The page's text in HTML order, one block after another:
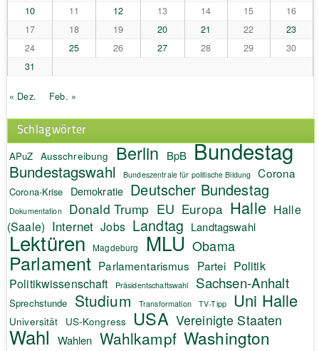
10
11 12 13 14 15
16
17
18 19 20 21 22
23
24
25 26 27 28 29
30
31
« Dez. Feb. »
Schlagwörter
APuZ Ausschreibung Berlin BpB Bundestag
Bundestagswahl Bundeszentrale für politische Bildung Corona
Corona-Krise Demokratie Deutscher Bundestag
Dokumentation Donald Trump EU Europa Halle Halle
(Saale) Internet Jobs Landtag Landtagswahl
Lektüren Magdeburg MLU Obama
Parlament Parlamentarismus Partei Politik
Politikwissenschaft Präsidentschaftswahl Sachsen-Anhalt
Sprechstunde Studium Transformation TV-Tipp Uni Halle
Universität US-Kongress USA Vereinigte Staaten
Wahl Wahlen Wahlkampf Washington